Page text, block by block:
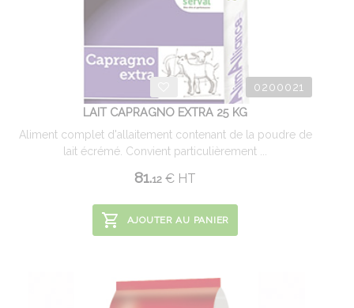
0200021
LAIT CAPRAGNO EXTRA 25 KG
Aliment complet d'allaitement contenant de la poudre de
lait écrémé. Convient particulièrement ...
81.12 € HT
AJOUTER AU PANIER